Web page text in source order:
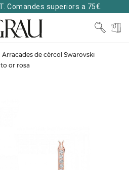
Comandes superiors a 75€.
Arracades de cèrcol Swarovski
or rosa